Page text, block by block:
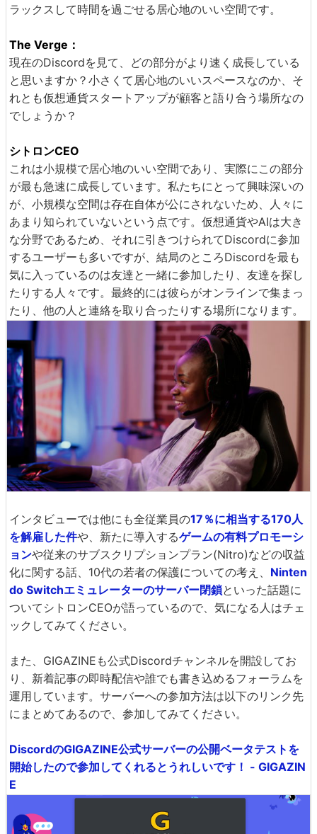
ラックスして時間を過ごせる居心地のいい空間です。
The Verge：
現在のDiscordを見て、どの部分がより速く成長している
と思いますか？小さくて居心地のいいスペースなのか、そ
れとも仮想通貨スタートアップが顧客と語り合う場所なの
でしょうか？
シトロンCEO
これは小規模で居心地のいい空間であり、実際にこの部分
が最も急速に成長しています。私たちにとって興味深いの
が、小規模な空間は存在自体が公にされないため、人々に
あまり知られていないという点です。仮想通貨やAIは大き
な分野であるため、それに引きつけられてDiscordに参加
するユーザーも多いですが、結局のところDiscordを最も
気に入っているのは友達と一緒に参加したり、友達を探し
たりする人々です。最終的には彼らがオンラインで集まっ
たり、他の人と連絡を取り合ったりする場所になります。
インタビューでは他にも全従業員の17％に相当する170人
を解雇した件や、新たに導入するゲームの有料プロモーシ
ョンや従来のサブスクリプションプラン(Nitro)などの収益
化に関する話、10代の若者の保護についての考え、 Ninten
do Switchエミュレーターのサーバー閉鎖といった話題に
ついてシトロンCEOが語っているので、気になる人はチェ
ックしてみてください。
また、GIGAZINEも公式Discordチャンネルを開設してお
り、新着記事の即時配信や誰でも書き込めるフォーラムを
運用しています。サーバーへの参加方法は以下のリンク先
にまとめてあるので、参加してみてください。
DiscordのGIGAZINE公式サーバーの公開ベータテストを
開始したので参加してくれるとうれしいです！ - GIGAZIN
E